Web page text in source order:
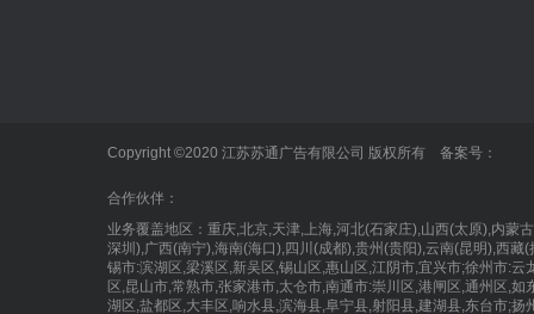
LED显示屏
Copyright ©2020 江苏苏通广告有限公司 版权所有 备案号：
合作伙伴：
业务覆盖地区：重庆,北京,天津,上海,河北(石家庄),山西(太
深圳),广西(南宁),海南(海口),四川(成都),贵州(贵阳),云南(昆明),西
锡市:滨湖区,梁溪区,新吴区,锡山区,惠山区,江阴市,宜兴市;徐州市:
区,昆山市,常熟市,张家港市,太仓市,南通市:崇川区,港闸区,通州区,
湖区,盐都区,大丰区,响水县,滨海县,阜宁县,射阳县,建湖县,东台市;